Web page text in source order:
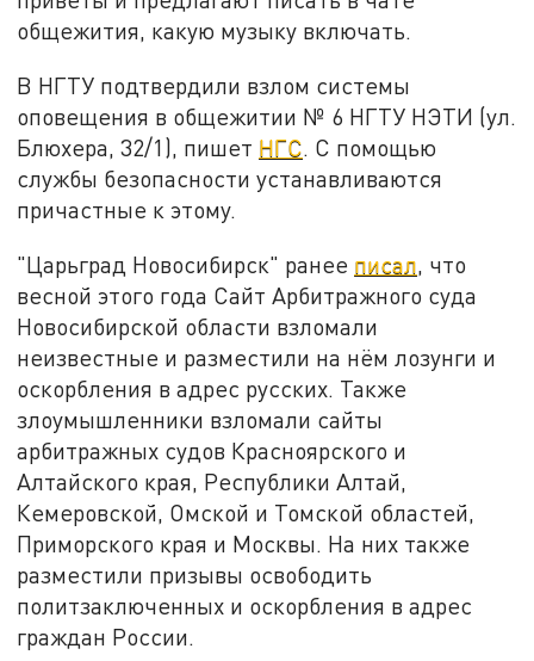
общежития, какую музыку включать.
В НГТУ подтвердили взлом системы
оповещения в общежитии № 6 НГТУ НЭТИ (ул.
Блюхера, 32/1), пишет НГС. С помощью
службы безопасности устанавливаются
причастные к этому.
"Царьград Новосибирск" ранее писал, что
весной этого года Сайт Арбитражного суда
Новосибирской области взломали
неизвестные и разместили на нём лозунги и
оскорбления в адрес русских. Также
злоумышленники взломали сайты
арбитражных судов Красноярского и
Алтайского края, Республики Алтай,
Кемеровской, Омской и Томской областей,
Приморского края и Москвы. На них также
разместили призывы освободить
политзаключенных и оскорбления в адрес
граждан России.